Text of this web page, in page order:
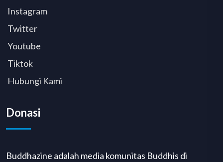
Instagram
Twitter
Youtube
Tiktok
Hubungi Kami
Donasi
Buddhazine adalah media komunitas Buddhis di